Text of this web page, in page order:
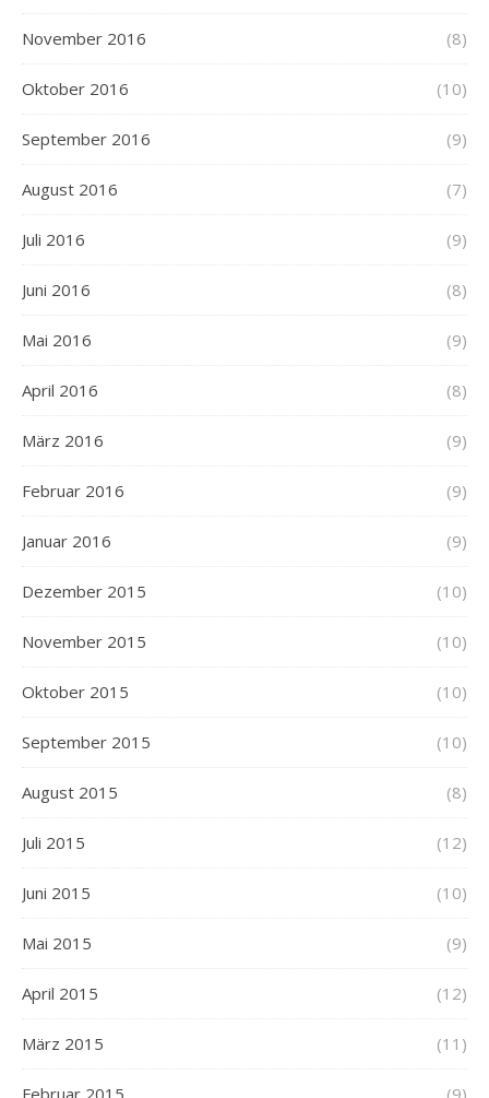
November 2016 (8)
Oktober 2016 (10)
September 2016 (9)
August 2016 (7)
Juli 2016 (9)
Juni 2016 (8)
Mai 2016 (9)
April 2016 (8)
März 2016 (9)
Februar 2016 (9)
Januar 2016 (9)
Dezember 2015 (10)
November 2015 (10)
Oktober 2015 (10)
September 2015 (10)
August 2015 (8)
Juli 2015 (12)
Juni 2015 (10)
Mai 2015 (9)
April 2015 (12)
März 2015 (11)
Februar 2015 (9)